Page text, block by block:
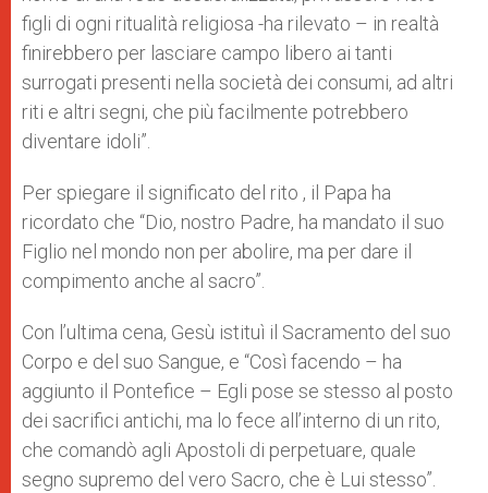
figli di ogni ritualità religiosa -ha rilevato – in realtà
finirebbero per lasciare campo libero ai tanti
surrogati presenti nella società dei consumi, ad altri
riti e altri segni, che più facilmente potrebbero
diventare idoli”.
Per spiegare il significato del rito , il Papa ha
ricordato che “Dio, nostro Padre, ha mandato il suo
Figlio nel mondo non per abolire, ma per dare il
compimento anche al sacro”.
Con l’ultima cena, Gesù istituì il Sacramento del suo
Corpo e del suo Sangue, e “Così facendo – ha
aggiunto il Pontefice – Egli pose se stesso al posto
dei sacrifici antichi, ma lo fece all’interno di un rito,
che comandò agli Apostoli di perpetuare, quale
segno supremo del vero Sacro, che è Lui stesso”.